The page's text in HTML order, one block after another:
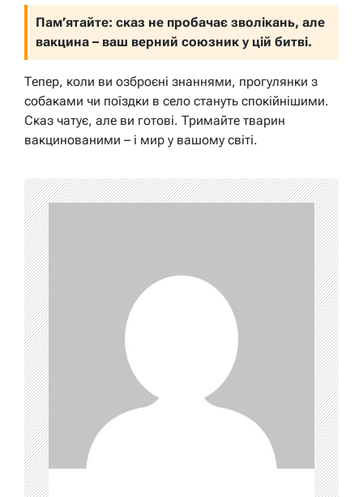
Пам’ятайте: сказ не пробачає зволікань, але
вакцина – ваш верний союзник у цій битві.
Тепер, коли ви озброєні знаннями, прогулянки з
собаками чи поїздки в село стануть спокійнішими.
Сказ чатує, але ви готові. Тримайте тварин
вакцинованими – і мир у вашому світі.